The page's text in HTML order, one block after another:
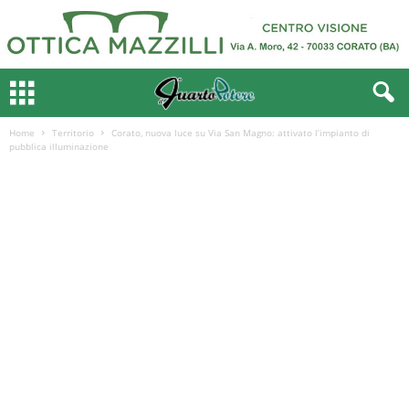
Home Territorio
Corato, nuova luce su Via San Magno: attivato l’impianto di
pubblica illuminazione